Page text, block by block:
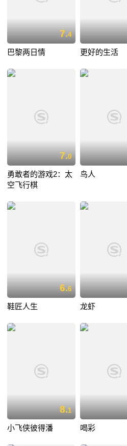
7.4
巴黎两日情 更好的生活
7.0
勇敢者的游戏2：太
空飞行棋
鸟人
6.6
鞋匠人生 龙虾
8.1
小飞侠彼得潘 喝彩